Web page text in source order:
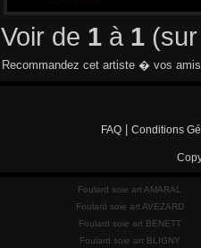
Voir de 1 à 1
Recommandez cet artiste � vos
FAQ Conditions
Foulard soie art AMARAL
Foulard soie art AVEZARD
Foulard soie art BENETT
Foulard soie art BLIGNY